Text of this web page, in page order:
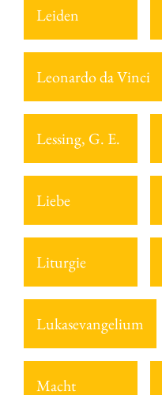
Leiden
Leonardo da Vinci
Lessing, G. E.
Liebe
Liturgie
Lukasevangelium
Macht